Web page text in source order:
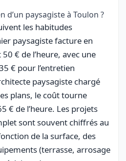
d’un paysagiste à Toulon ?
les habitudes
paysagiste facture en
€ de l’heure, avec une
€ pour l’entretien
paysagiste chargé
plans, le coût tourne
€ de l’heure. Les projets
sont souvent chiffrés au
de la surface, des
(terrasse, arrosage